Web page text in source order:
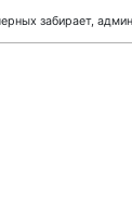
забирает,